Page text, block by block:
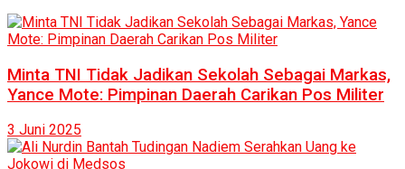
Minta TNI Tidak Jadikan Sekolah Sebagai Markas,
Yance Mote: Pimpinan Daerah Carikan Pos Militer
3 Juni 2025